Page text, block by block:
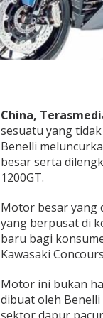
h
a
d
i
r
B
e
n
e
l
l
e
b
a
g
a
P
e
s
China,
sesuatu yang
Benelli
besar serta
1200GT.
Motor besar yang
yang berpusat di
baru bagi
Kawasaki
Motor ini bukan
dibuat oleh